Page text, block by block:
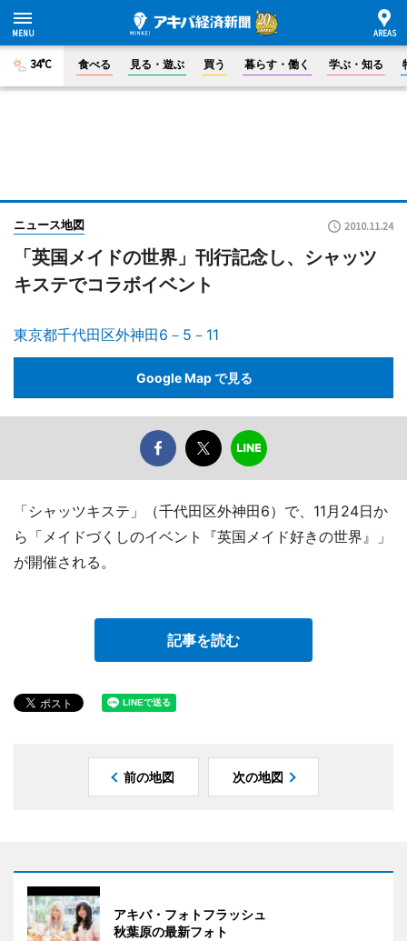
34°C 食べる 見る・遊ぶ 買う 暮らす・働く 学ぶ・知る
ニュース地図 2010.11.24
「英国メイドの世界」刊行記念し、シャッツ
キステでコラボイベント
東京都千代田区外神田6－5－11
Google Map で見る
「シャッツキステ」（千代田区外神田6）で、11月24日か
ら「メイドづくしのイベント『英国メイド好きの世界』」
が開催される。
記事を読む
前の地図 次の地図
アキバ・フォトフラッシュ
秋葉原の最新フォト